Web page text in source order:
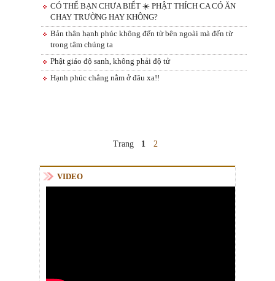
CÓ THỂ BẠN CHƯA BIẾT ☀️ PHẬT THÍCH CA CÓ ĂN
CHAY TRƯỜNG HAY KHÔNG?
Bản thân hạnh phúc không đến từ bên ngoài mà đến từ
trong tâm chúng ta
Phật giáo độ sanh, không phải độ tử
Hạnh phúc chẳng nằm ở đâu xa!!
Trang 1 2
VIDEO